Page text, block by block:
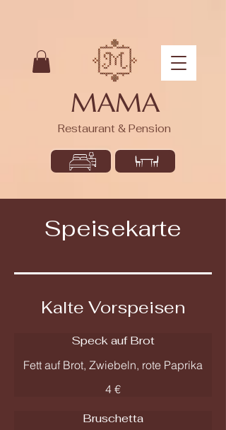
MAMA
Restaurant & Pension
Speisekarte
Kalte Vorspeisen
Speck auf Brot
Fett auf Brot, Zwiebeln, rote Paprika
4 €
Bruschetta